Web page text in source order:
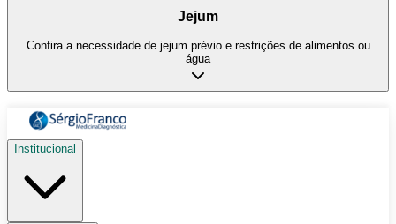
Jejum
Confira a necessidade de jejum prévio e restrições de alimentos ou
água
Institucional